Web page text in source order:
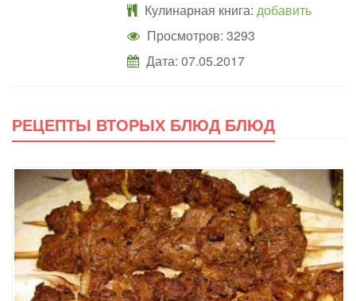
Кулинарная книга: добавить
Просмотров: 3293
Дата: 07.05.2017
РЕЦЕПТЫ ВТОРЫХ БЛЮД БЛЮД